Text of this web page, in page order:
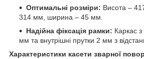
Оптимальні розміри: Висота –
314 мм, ширина – 45 мм.
Надійна фіксація рамки: Каркас
мм та внутрішні прутки 2 мм з
Характеристики касети зварної